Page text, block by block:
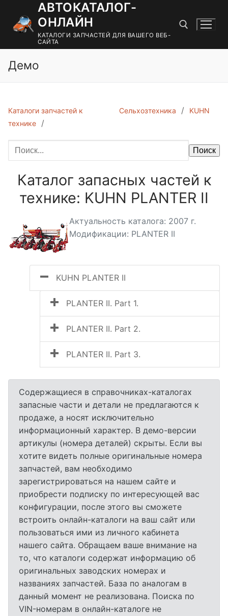
содержимому
АВТОКАТАЛОГ-
ОНЛАЙН
КАТАЛОГИ ЗАПЧАСТЕЙ ДЛЯ ВАШЕГО ВЕБ-
САЙТА
Демо
Каталоги запчастей к
технике
Сельхозтехника KUHN
Поиск
Каталог запасных частей к
технике: KUHN PLANTER II
Актуальность каталога: 2007 г.
Модификации: PLANTER II
KUHN PLANTER II
PLANTER II. Part 1.
PLANTER II. Part 2.
PLANTER II. Part 3.
Содержащиеся в справочниках-каталогах
запасные части и детали не предлагаются к
продаже, а носят исключительно
информационный характер. В демо-версии
артикулы (номера деталей) скрыты. Если вы
хотите видеть полные оригинальные номера
запчастей, вам необходимо
зарегистрироваться на нашем сайте и
приобрести подписку по интересующей вас
конфигурации, после этого вы сможете
встроить онлайн-каталоги на ваш сайт или
пользоваться ими из личного кабинета
нашего сайта. Обращаем ваше внимание на
то, что каталоги содержат информацию об
оригинальных заводских номерах и
названиях запчастей. База по аналогам в
данный момент не реализована. Поиска по
VIN-номерам в онлайн-каталоге не